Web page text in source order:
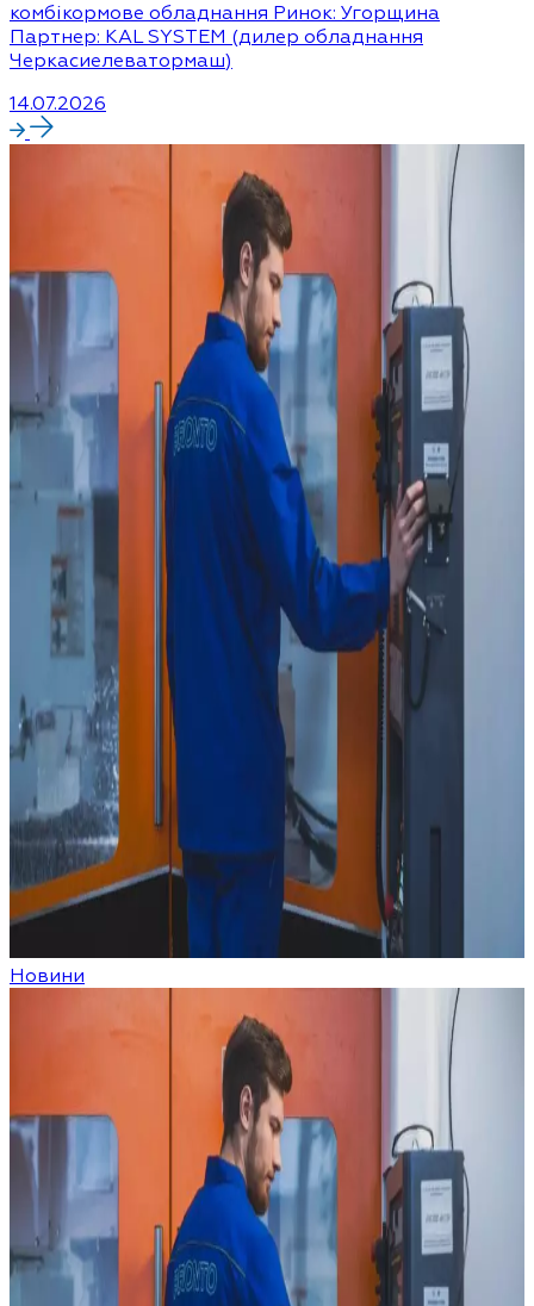
комбікормове обладнання Ринок: Угорщина
Партнер: KAL SYSTEM (дилер обладнання
Черкасиелеватормаш)
14.07.2026
Новини